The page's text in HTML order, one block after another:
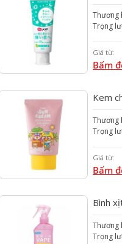
70g
Thương
Trọng
Giá từ:
Bấm
Kem
Thương
Trọng
Giá từ:
Bấm
Bình
Thương
Trọng